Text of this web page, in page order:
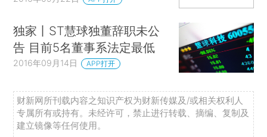
独家丨ST慧球独董辞职未公
告 目前5名董事系法定最低
2016年09月14日 APP打开
财新网所刊载内容之知识产权为财新传媒及/或相关权利人
专属所有或持有。未经许可，禁止进行转载、摘编、复制及
建立镜像等任何使用。